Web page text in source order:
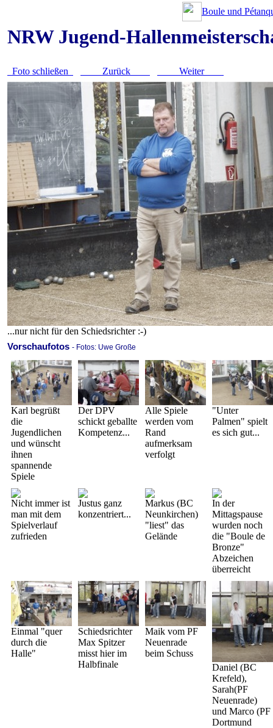
Boule und
NRW Jugend-
Foto schließen Zurück Weiter
...nur nicht für den Schiedsrichter :-)
Vorschaufotos - Fotos: Uwe Große
Karl begrüßt
die
Jugendlichen
und wünscht
ihnen
spannende
Spiele
Der DPV
schickt geballte
Kompetenz...
Alle Spiele
werden vom
Rand
aufmerksam
verfolgt
"Unter
Palmen" spielt
es sich gut...
Nicht immer ist
man mit dem
Spielverlauf
zufrieden
Justus ganz
konzentriert...
Markus (BC
Neunkirchen)
"liest" das
Gelände
In der
Mittagspause
wurden noch
die "Boule de
Bronze"
Abzeichen
überreicht
Einmal "quer
durch die
Halle"
Schiedsrichter
Max Spitzer
misst hier im
Halbfinale
Maik vom PF
Neuenrade
beim Schuss
Daniel (BC
Krefeld),
Sarah(PF
Neuenrade)
und Marco (PF
Dortmund